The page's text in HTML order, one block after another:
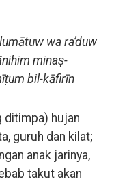
wa ra’duw
minaṣ-
bil-kāfirīn
ditimpa) hujan
guruh dan kilat;
anak jarinya,
takut akan